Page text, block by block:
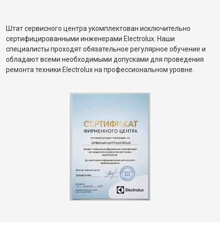
Штат сервисного центра укомплектован исключительно
сертифицированными инженерами Electrolux. Наши
специалисты проходят обязательное регулярное обучение и
обладают всеми необходимыми допусками для проведения
ремонта техники Electrolux на профессиональном уровне.